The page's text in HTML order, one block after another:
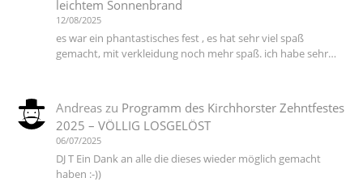
leichtem Sonnenbrand
12/08/2025
es war ein phantastisches fest , es hat sehr viel spaß
gemacht, mit verkleidung noch mehr spaß. ich habe sehr…
Andreaszu Programm des Kirchhorster Zehntfestes
2025 – VÖLLIG LOSGELÖST
06/07/2025
DJ T Ein Dank an alle die dieses wieder möglich gemacht
haben :-))